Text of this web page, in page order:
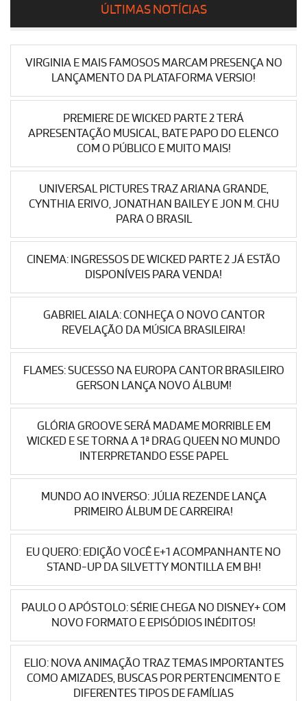
ÚLTIMAS NOTÍCIAS
VIRGINIA E MAIS FAMOSOS MARCAM PRESENÇA NO
LANÇAMENTO DA PLATAFORMA VERSIO!
PREMIERE DE WICKED PARTE 2 TERÁ
APRESENTAÇÃO MUSICAL, BATE PAPO DO ELENCO
COM O PÚBLICO E MUITO MAIS!
UNIVERSAL PICTURES TRAZ ARIANA GRANDE,
CYNTHIA ERIVO, JONATHAN BAILEY E JON M. CHU
PARA O BRASIL
CINEMA: INGRESSOS DE WICKED PARTE 2 JÁ ESTÃO
DISPONÍVEIS PARA VENDA!
GABRIEL AIALA: CONHEÇA O NOVO CANTOR
REVELAÇÃO DA MÚSICA BRASILEIRA!
FLAMES: SUCESSO NA EUROPA CANTOR BRASILEIRO
GERSON LANÇA NOVO ÁLBUM!
GLÓRIA GROOVE SERÁ MADAME MORRIBLE EM
WICKED E SE TORNA A 1ª DRAG QUEEN NO MUNDO
INTERPRETANDO ESSE PAPEL
MUNDO AO INVERSO: JÚLIA REZENDE LANÇA
PRIMEIRO ÁLBUM DE CARREIRA!
EU QUERO: EDIÇÃO VOCÊ E+1 ACOMPANHANTE NO
STAND-UP DA SILVETTY MONTILLA EM BH!
PAULO O APÓSTOLO: SÉRIE CHEGA NO DISNEY+ COM
NOVO FORMATO E EPISÓDIOS INÉDITOS!
ELIO: NOVA ANIMAÇÃO TRAZ TEMAS IMPORTANTES
COMO AMIZADES, BUSCAS POR PERTENCIMENTO E
DIFERENTES TIPOS DE FAMÍLIAS